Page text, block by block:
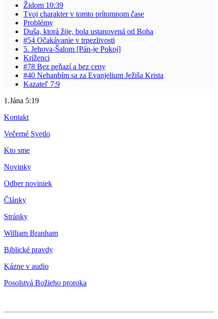
Židom 10:39
Tvoj charakter v tomto prítomnom čase
Problémy
Duša, ktorá žije, bola ustanovená od Boha
#54 Očakávanie v trpezlivosti
5. Jehova-Šalom [Pán-je Pokoj]
Kríženci
#78 Bez peňazí a bez ceny
#40 Nehanbím sa za Evanjelium Ježiša Krista
Kazateľ 7:9
1.Jána 5:19
Kontakt
Večerné Svetlo
Kto sme
Novinky
Odber noviniek
Články
Stránky
William Branham
Biblické pravdy
Kázne v audio
Posolstvá Božieho proroka